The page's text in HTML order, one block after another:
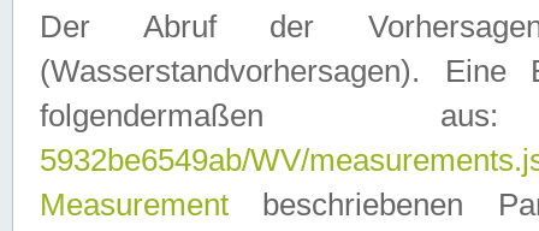
Der Abruf der
(Wasserstandvorhersagen).
folgendermaßen
5932be6549ab/WV/
Measurement beschriebenen